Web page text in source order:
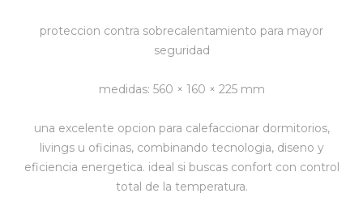
proteccion contra sobrecalentamiento para mayor
seguridad
medidas: 560 × 160 × 225 mm
una excelente opcion para calefaccionar dormitorios,
livings u oficinas, combinando tecnologia, diseno y
eficiencia energetica. ideal si buscas confort con control
total de la temperatura.